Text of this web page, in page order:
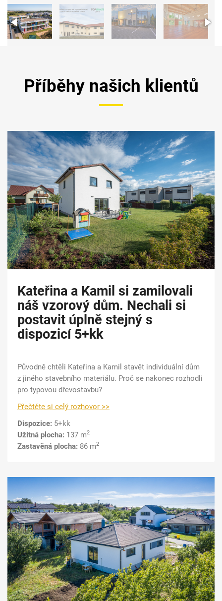
Příběhy našich klientů
Kateřina a Kamil si zamilovali
náš vzorový dům. Nechali si
postavit úplně stejný s
dispozicí 5+kk
Původně chtěli Kateřina a Kamil stavět individuální dům
z jiného stavebního materiálu. Proč se nakonec rozhodli
pro typovou dřevostavbu?
Přečtěte si celý rozhovor >>
Dispozice: 5+kk
Užitná plocha: 137 m2
Zastavěná plocha: 86 m2